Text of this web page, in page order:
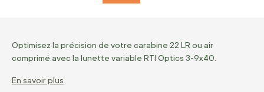
Optimisez la précision de votre carabine 22 LR ou air
comprimé avec la lunette variable RTI Optics 3-9x40.
En savoir plus